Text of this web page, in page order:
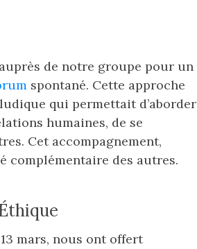
de notre groupe pour un
spontané. Cette approche
qui permettait d’aborder
humaines, de se
Cet accompagnement,
complémentaire des autres.
mars, nous ont offert